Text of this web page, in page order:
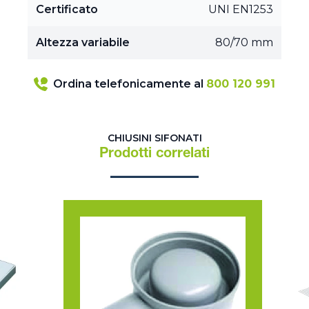
Certificato UNI EN1253
Altezza variabile 80/70 mm
Ordina telefonicamente al 800 120 991
CHIUSINI SIFONATI
Prodotti correlati